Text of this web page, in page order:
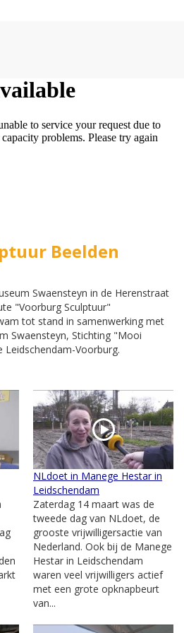
Beelden
Swaensteyn in de Herenstraat
"Voorburg Sculptuur"
tot stand in samenwerking met
Swaensteyn, Stichting "Mooi
Voorburg.
NLdoet in Manege Hestar in
Leidschendam
Zaterdag 14 maart was de
tweede dag van NLdoet, de
grooste vrijwilligersactie van
Nederland. Ook bij de Manege
Hestar in Leidschendam
waren veel vrijwilligers actief
met een grote opknapbeurt
van...